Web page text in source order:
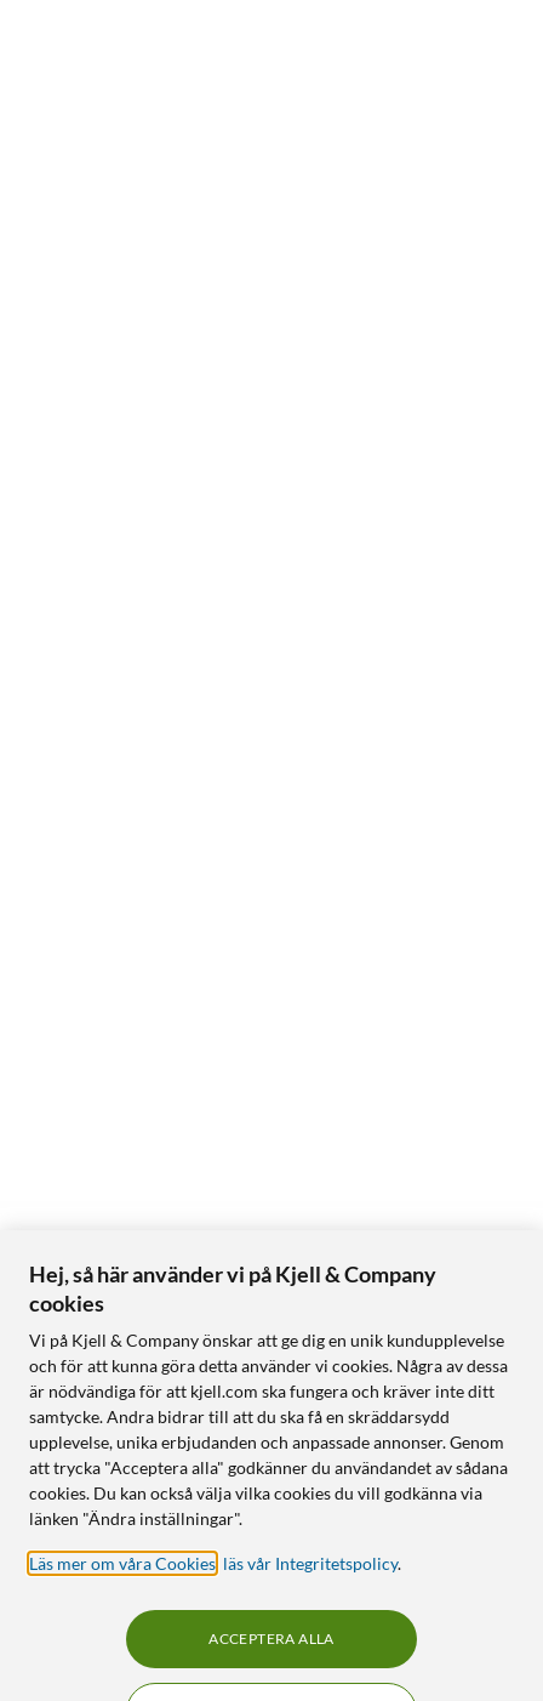
Hej, så här använder vi på Kjell & Company
cookies
Vi på Kjell & Company önskar att ge dig en unik kundupplevelse
och för att kunna göra detta använder vi cookies. Några av dessa
är nödvändiga för att kjell.com ska fungera och kräver inte ditt
samtycke. Andra bidrar till att du ska få en skräddarsydd
upplevelse, unika erbjudanden och anpassade annonser. Genom
att trycka "Acceptera alla" godkänner du användandet av sådana
cookies. Du kan också välja vilka cookies du vill godkänna via
länken "Ändra inställningar".
Läs mer om våra Cookies läs vår Integritetspolicy.
ACCEPTERA ALLA